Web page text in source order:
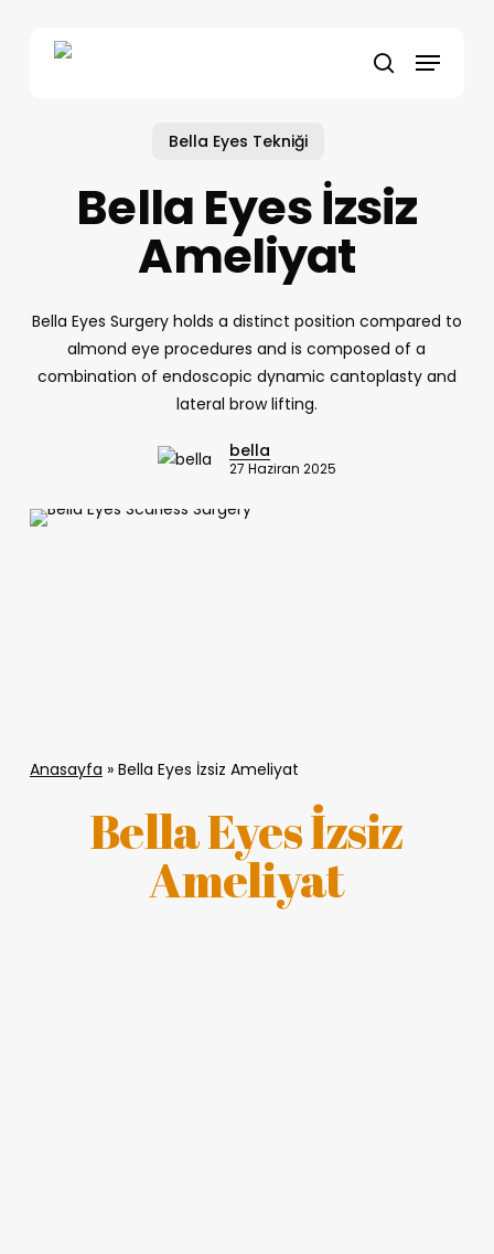
search
Menu
Bella Eyes Tekniği
Bella Eyes İzsiz
Ameliyat
Bella Eyes Surgery holds a distinct position compared to
almond eye procedures and is composed of a
combination of endoscopic dynamic cantoplasty and
lateral brow lifting.
bella
27 Haziran 2025
Anasayfa » Bella Eyes İzsiz Ameliyat
Bella Eyes İzsiz
Ameliyat